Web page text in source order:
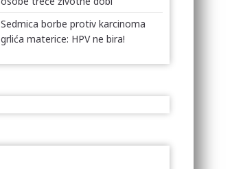
Sedmica borbe protiv karcinoma
grlića materice: HPV ne bira!